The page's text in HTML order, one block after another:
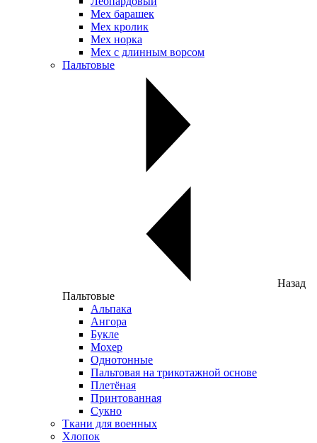
Мех барашек
Мех кролик
Мех норка
Мех с длинным ворсом
Пальтовые
Назад
Пальтовые
Альпака
Ангора
Букле
Мохер
Однотонные
Пальтовая на трикотажной основе
Плетёная
Принтованная
Сукно
Ткани для военных
Хлопок